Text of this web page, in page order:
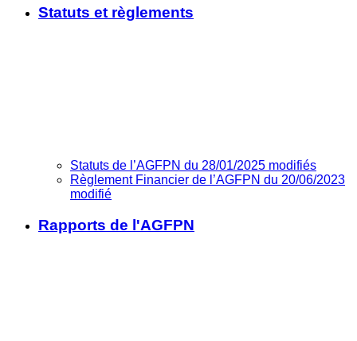
Statuts et règlements
Statuts de l’AGFPN du 28/01/2025 modifiés
Règlement Financier de l’AGFPN du 20/06/2023
modifié
Rapports de l'AGFPN